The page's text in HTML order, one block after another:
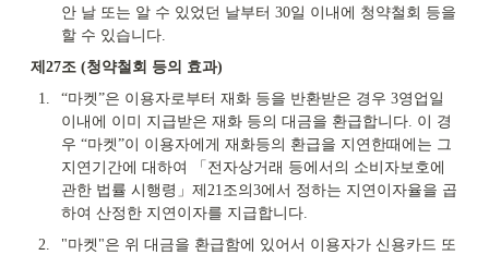
안 날 또는 알 수 있었던 날부터 30일 이내에 청약철회 등을
할 수 있습니다.
제27조 (청약철회 등의 효과)
1.
“마켓”은 이용자로부터 재화 등을 반환받은 경우 3영업일
이내에 이미 지급받은 재화 등의 대금을 환급합니다. 이 경
우 “마켓”이 이용자에게 재화등의 환급을 지연한때에는 그
지연기간에 대하여 「전자상거래 등에서의 소비자보호에
관한 법률 시행령」제21조의3에서 정하는 지연이자율을 곱
하여 산정한 지연이자를 지급합니다.
2.
"마켓"은 위 대금을 환급함에 있어서 이용자가 신용카드 또